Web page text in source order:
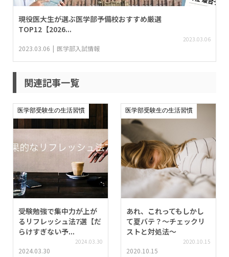
現役医大生が選ぶ医学部予備校おすすめ厳選
TOP12【2026...
2023.03.06
2023.03.06 医学部入試情報
関連記事一覧
医学部受験生の生活習慣
受験勉強で集中力が上が
るリフレッシュ法7選【だ
らけすぎない予...
2024.03.30
2024.03.30
医学部受験生の生活習慣
あれ、これってもしかし
て夏バテ？～チェックリ
ストと対処法～
2020.10.15
2020.10.15